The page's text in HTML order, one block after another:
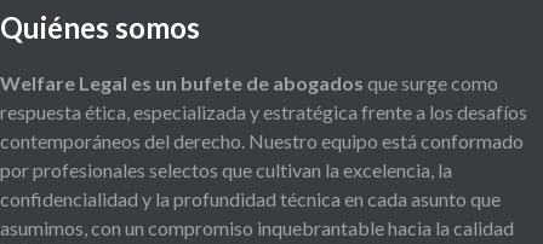
Quiénes somos
Welfare Legal es un bufete de abogados que surge como
respuesta ética, especializada y estratégica frente a los desafíos
contemporáneos del derecho. Nuestro equipo está conformado
por profesionales selectos que cultivan la excelencia, la
confidencialidad y la profundidad técnica en cada asunto que
asumimos, con un compromiso inquebrantable hacia la calidad